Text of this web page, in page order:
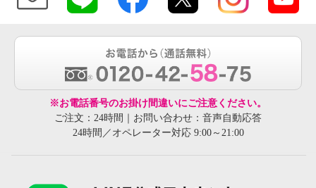
※お電話番号のお掛け間違いにご注意ください。
ご注文：24時間｜お問い合わせ：音声自動応答
24時間／オペレーター対応 9:00～21:00